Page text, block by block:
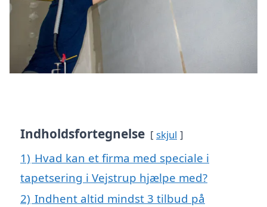
Indholdsfortegnelse skjul
1) Hvad kan et firma med speciale i
tapetsering i Vejstrup hjælpe med?
2) Indhent altid mindst 3 tilbud på